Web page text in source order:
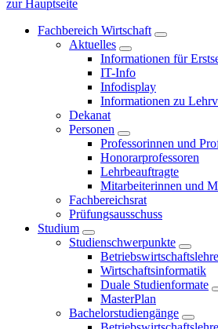
zur Hauptseite
Fachbereich Wirtschaft
Aktuelles
Informationen für
IT-Info
Infodisplay
Informationen zu
Dekanat
Personen
Professorinnen und
Honorarprofessoren
Lehrbeauftragte
Mitarbeiterinnen und
Fachbereichsrat
Prüfungsausschuss
Studium
Studienschwerpunkte
Betriebswirtschaftslehre
Wirtschaftsinformatik
Duale Studienformate
MasterPlan
Bachelorstudiengänge